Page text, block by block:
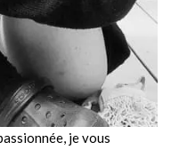
je vous